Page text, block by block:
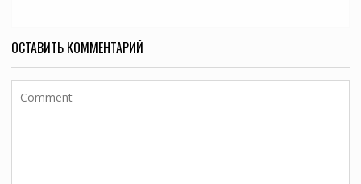
ОСТАВИТЬ КОММЕНТАРИЙ